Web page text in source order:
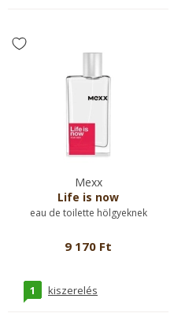
Mexx
Life is now
eau de toilette hölgyeknek
9 170 Ft
1 kiszerelés